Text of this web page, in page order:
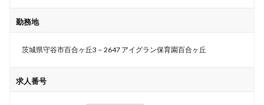
勤務地
茨城県守谷市百合ヶ丘3－2647 アイグラン保育園百合ヶ丘
求人番号